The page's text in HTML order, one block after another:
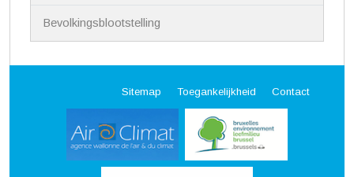
Bevolkingsblootstelling
Sitemap Toegankelijkheid Contact